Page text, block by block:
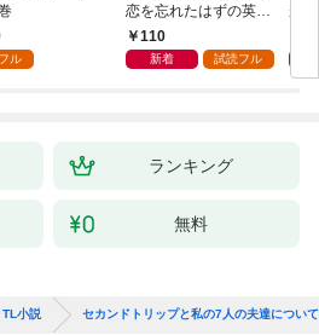
ル
恋を忘れたはずの英雄
騎士から一途に愛され
る【１】
110
新着 試読フル
が
誘
ランキング
無料
TL小説 セカンドトリップと私の7人の夫達について